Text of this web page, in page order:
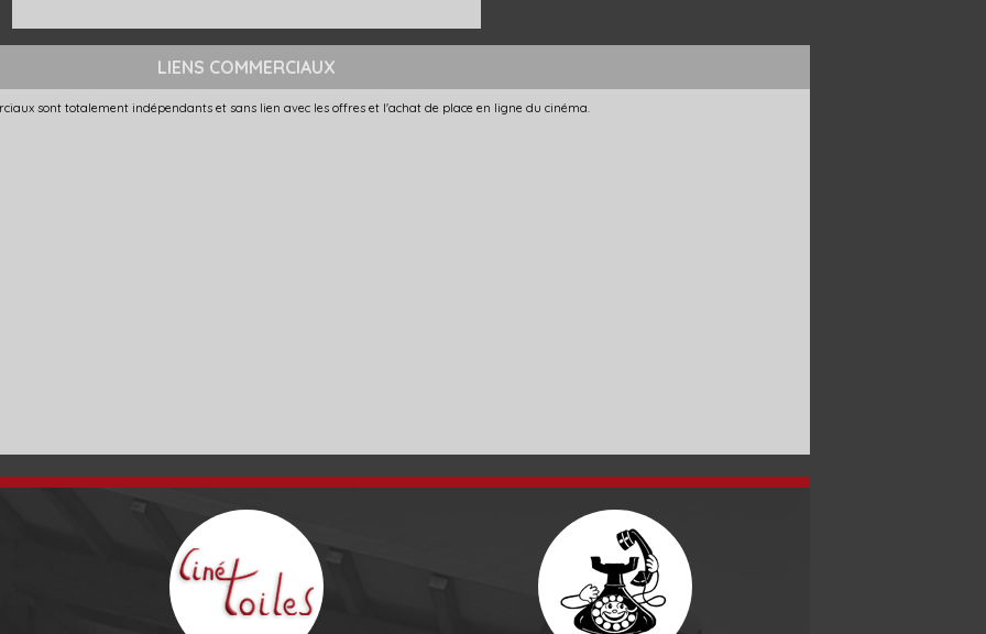
LIENS COMMERCIAUX
sont totalement indépendants et sans lien avec les offres et l'achat de place en ligne du cinéma.